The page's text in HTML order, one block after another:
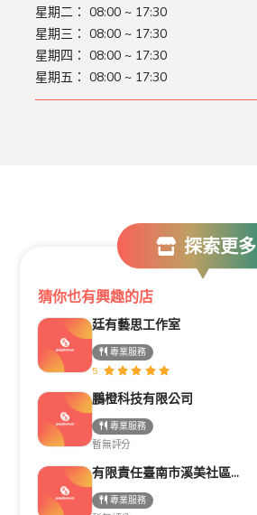
星期二： 08:00 ~ 17:30
星期三： 08:00 ~ 17:30
星期四： 08:00 ~ 17:30
星期五： 08:00 ~ 17:30
探索更多
猜你也有興趣的店
廷有藝思工作室
專業服務
5
鵬橙科技有限公司
專業服務
暫無評分
有限責任臺南市溪美社區合作社
專業服務